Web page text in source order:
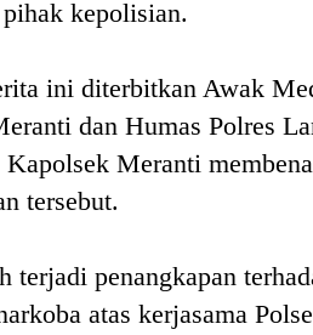
kepolisian.
ini diterbitkan Awak
dan Humas Polres
Meranti
tersebut.
terjadi penangkapan
atas kerjasama